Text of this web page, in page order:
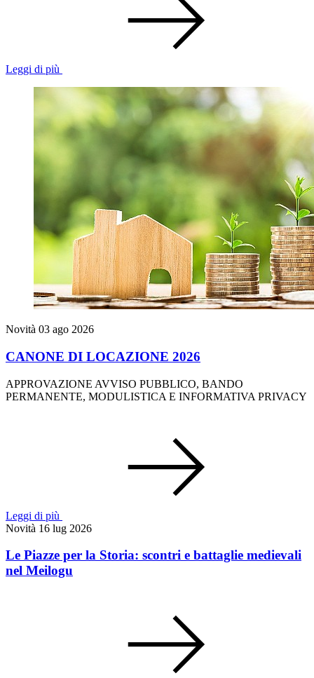
Leggi di più
Novità 03 ago 2026
CANONE DI LOCAZIONE 2026
APPROVAZIONE AVVISO PUBBLICO, BANDO
PERMANENTE, MODULISTICA E INFORMATIVA PRIVACY
Leggi di più
Novità 16 lug 2026
Le Piazze per la Storia: scontri e battaglie medievali
nel Meilogu